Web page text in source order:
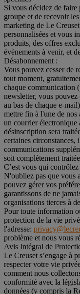
Si vous décidez de faire
groupe et de recevoir
marketing de Le
personnalisées et vous
produits, des offres
évènements à venir, et
Désabonnement :
Vous pouvez cesser de
tout moment,
chaque communication
newsletter, vous
au bas de chaque e-
mettre fin à l'une de
un courrier électronique
désinscription sera
certaines circonstances,
communications
soit complètement
C’est vous qui
N'oubliez pas que vous
pouvez gérer vos
garantissons de ne
organisations tierces à
Pour toute information
protection de la vie
l'adresse:
problème et nous vous
Avis Intégral de
Le Creuset s’engage à
respecter votre vie
comment nous
conformité avec la
données (y compris la